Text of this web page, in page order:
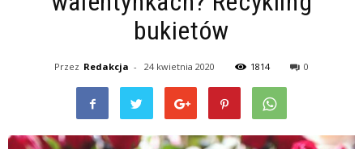
bukietów
Przez Redakcja - 24 kwietnia 2020 1814 0